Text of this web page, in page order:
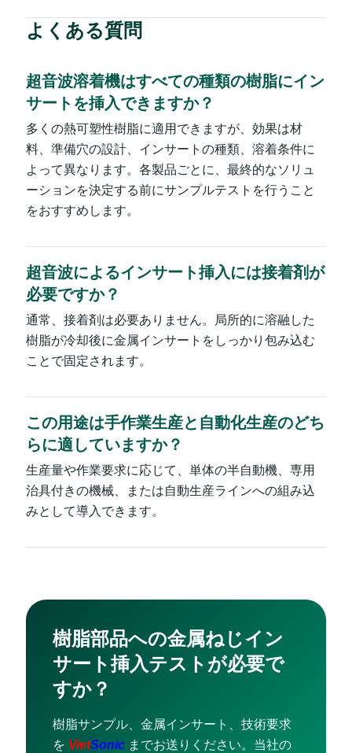
よくある質問
超音波溶着機はすべての種類の樹脂にイン
サートを挿入できますか？
多くの熱可塑性樹脂に適用できますが、効果は材
料、準備穴の設計、インサートの種類、溶着条件に
よって異なります。各製品ごとに、最終的なソリュ
ーションを決定する前にサンプルテストを行うこと
をおすすめします。
超音波によるインサート挿入には接着剤が
必要ですか？
通常、接着剤は必要ありません。局所的に溶融した
樹脂が冷却後に金属インサートをしっかり包み込む
ことで固定されます。
この用途は手作業生産と自動化生産のどち
らに適していますか？
生産量や作業要求に応じて、単体の半自動機、専用
治具付きの機械、または自動生産ラインへの組み込
みとして導入できます。
樹脂部品への金属ねじイン
サート挿入テストが必要で
すか？
樹脂サンプル、金属インサート、技術要求
を VietSonic までお送りください。当社の